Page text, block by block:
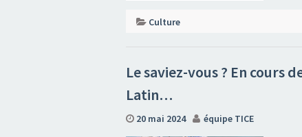
Culture
Le saviez-vous ? En cours
Latin…
20 mai 2024 équipe TICE